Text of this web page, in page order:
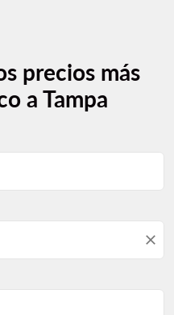
precios más
a Tampa
close